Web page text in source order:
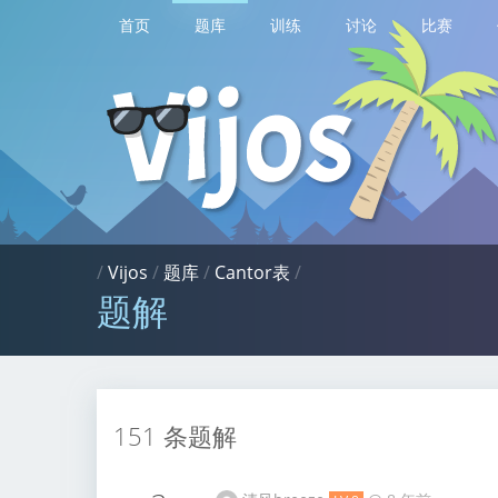
首页 题库 训练 讨论 比赛
/Vijos /题库/ Cantor表 /
题解
151 条题解